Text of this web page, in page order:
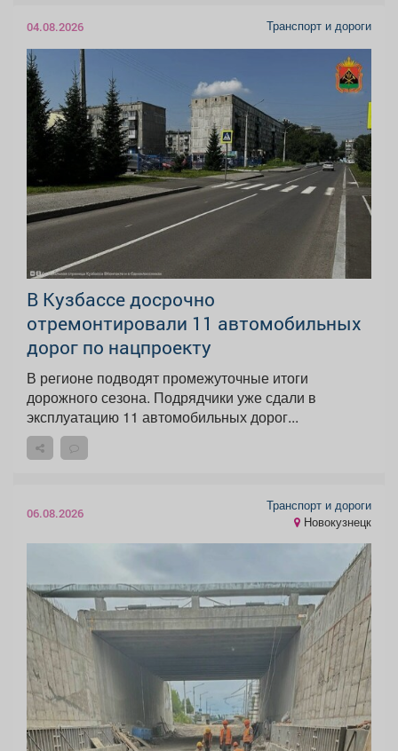
04.08.2026 Транспорт и дороги
В Кузбассе досрочно
отремонтировали 11 автомобильных
дорог по нацпроекту
В регионе подводят промежуточные итоги
дорожного сезона. Подрядчики уже сдали в
эксплуатацию 11 автомобильных дорог...
06.08.2026
Транспорт и дороги
Новокузнецк